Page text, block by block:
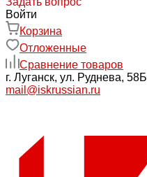
Войти
Корзина
Отложенные
Сравнение товаров
г. Луганск, ул. Руднева, 58Б
mail@iskrussian.ru